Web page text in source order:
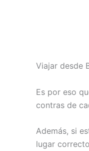
Viajar desde
Es por eso
contras de
Además, si
lugar